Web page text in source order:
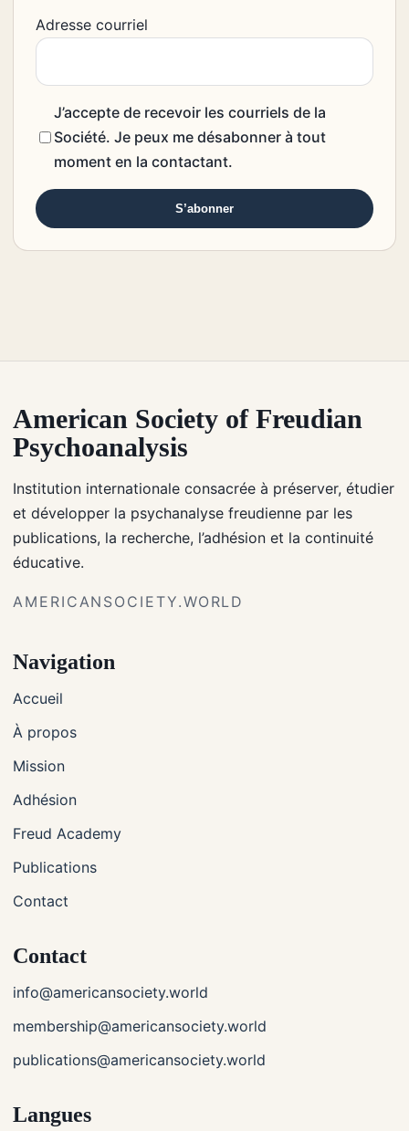
Adresse courriel
J’accepte de recevoir les courriels de la
Société. Je peux me désabonner à tout
moment en la contactant.
S’abonner
American Society of Freudian
Psychoanalysis
Institution internationale consacrée à préserver, étudier
et développer la psychanalyse freudienne par les
publications, la recherche, l’adhésion et la continuité
éducative.
AMERICANSOCIETY.WORLD
Navigation
Accueil
À propos
Mission
Adhésion
Freud Academy
Publications
Contact
Contact
info@americansociety.world
membership@americansociety.world
publications@americansociety.world
Langues